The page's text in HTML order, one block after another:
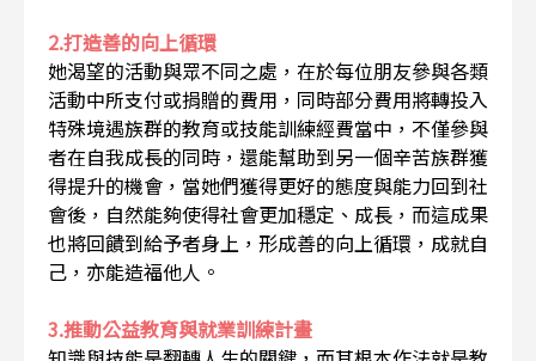
2.打造善的向上循環
她渴望的活動與眾不同之處，在於每位朋友參與各類
活動中所支付或捐贈的費用，同時部分費用將轉投入
特殊境遇族群的教育或技能訓練經費當中，不僅參與
者在自我成長的同時，還能幫助到另一個辛苦族群獲
得提升的機會，當她們獲得更好的態度與能力回到社
會後，自然能夠使得社會更加穩定、成長，而這成果
也將回饋到給予者身上，形成善的向上循環，成就自
己，亦能造福他人。
3.推動公益教育與就業訓練計畫